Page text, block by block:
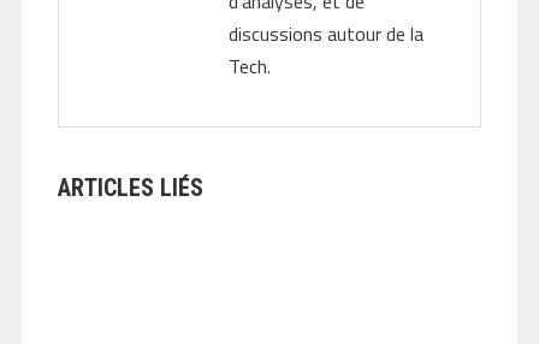
discussions autour de la
Tech.
ARTICLES LIÉS